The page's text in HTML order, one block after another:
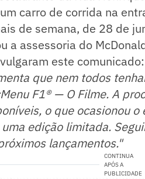
carro de corrida na
de semana, de 28 de
a assessoria do
este comunicado:
que nem todos
F1® — O Filme. A
o que ocasionou
edição limitada.
lançamentos."
CONTINUA
APÓS A
PUBLICIDADE